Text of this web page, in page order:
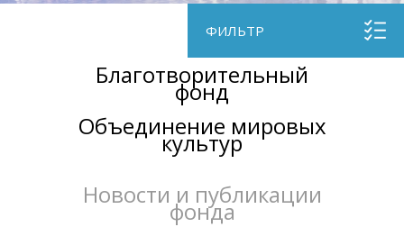
ФИЛЬТР
Благотворительный
фонд
Объединение мировых
культур
Новости и публикации
фонда